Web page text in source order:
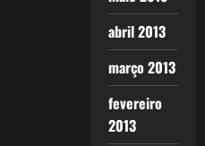
abril 2013
março 2013
fevereiro
2013